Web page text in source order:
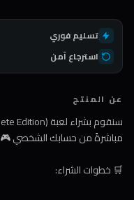
تسليم فوري
استرجاع آمن
عن المنتج
مباشرةً من حسابك الشخصي 🎮
🛒 خطوات الشراء: